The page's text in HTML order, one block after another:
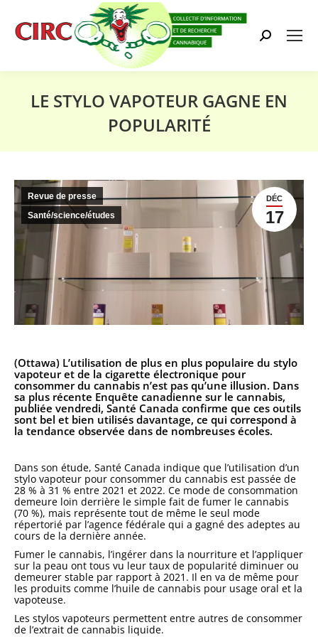
Search:
LE STYLO VAPOTEUR GAGNE EN
POPULARITÉ
DÉC
17
Revue de presse
Santé/science/études
(Ottawa) L’utilisation de plus en plus populaire du stylo
vapoteur et de la cigarette électronique pour
consommer du cannabis n’est pas qu’une illusion. Dans
sa plus récente Enquête canadienne sur le cannabis,
publiée vendredi, Santé Canada confirme que ces outils
sont bel et bien utilisés davantage, ce qui correspond à
la tendance observée dans de nombreuses écoles.
Dans son étude, Santé Canada indique que l’utilisation d’un
stylo vapoteur pour consommer du cannabis est passée de
28 % à 31 % entre 2021 et 2022. Ce mode de consommation
demeure loin derrière le simple fait de fumer le cannabis
(70 %), mais représente tout de même le seul mode
répertorié par l’agence fédérale qui a gagné des adeptes au
cours de la dernière année.
Fumer le cannabis, l’ingérer dans la nourriture et l’appliquer
sur la peau ont tous vu leur taux de popularité diminuer ou
demeurer stable par rapport à 2021. Il en va de même pour
les produits comme l’huile de cannabis pour usage oral et la
vapoteuse.
Les stylos vapoteurs permettent entre autres de consommer
de l’extrait de cannabis liquide.